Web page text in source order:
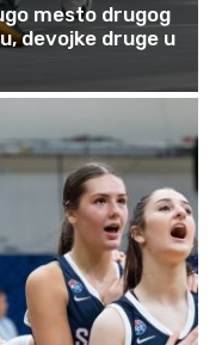
mesto drugog
devojke druge u